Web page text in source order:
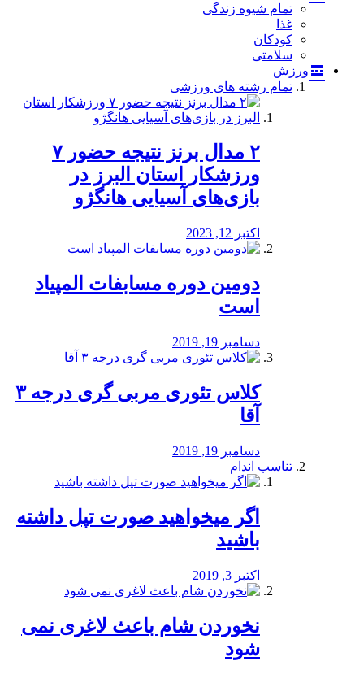
تمام شیوه زندگی
غذا
کودکان
سلامتی
ورزش
تمام رشته های ورزشی
۲ مدال برنز نتیجه حضور ۷
ورزشکار استان البرز در
بازی‌های آسیایی هانگژو
اکتبر 12, 2023
دومین دوره مسابفات المپیاد
است
دسامبر 19, 2019
کلاس تئوری مربی گری درجه ۳
آقا
دسامبر 19, 2019
تناسب اندام
اگر میخواهید صورت تپل داشته
باشید
اکتبر 3, 2019
نخوردن شام باعث لاغری نمی
‌شود